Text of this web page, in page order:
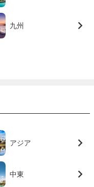
九州
アジア
中東